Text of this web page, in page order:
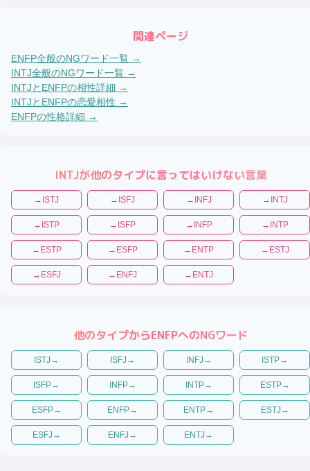
関連ページ
ENFP全般のNGワード一覧 →
INTJ全般のNGワード一覧 →
INTJと ENFPの相性詳細 →
INTJと ENFPの恋愛相性 →
ENFPの性格詳細 →
INTJが他のタイプに言ってはいけない言葉
→ ISTJ → ISFJ → INFJ → INTJ
→ ISTP → ISFP → INFP → INTP
→ ESTP → ESFP → ENTP → ESTJ
→ ESFJ → ENFJ → ENTJ
他のタイプからENFPへのNGワード
ISTJ → ISFJ → INFJ → ISTP→
ISFP→ INFP→ INTP→ ESTP→
ESFP→ ENFP→ ENTP→ ESTJ →
ESFJ → ENFJ → ENTJ →